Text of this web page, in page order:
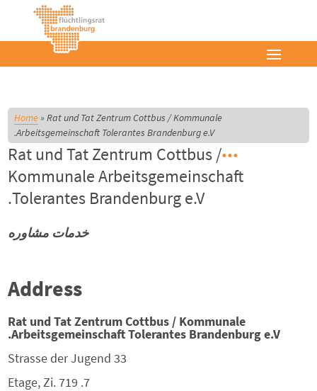
Home»Rat und Tat Zentrum Cottbus / Kommunale
Arbeitsgemeinschaft Tolerantes Brandenburg e.V.
Rat und Tat Zentrum Cottbus /
Kommunale Arbeitsgemeinschaft
Tolerantes Brandenburg e.V.
خدمات مشاوره
Address
Rat und Tat Zentrum Cottbus / Kommunale
Arbeitsgemeinschaft Tolerantes Brandenburg e.V.
Strasse der Jugend 33
7. Etage, Zi. 719